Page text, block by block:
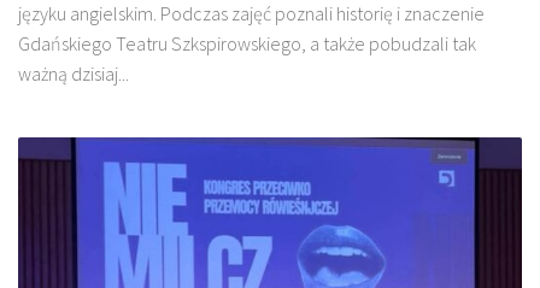
języku angielskim. Podczas zajęć poznali historię i znaczenie
Gdańskiego Teatru Szkspirowskiego, a także pobudzali tak
ważną dzisiaj...